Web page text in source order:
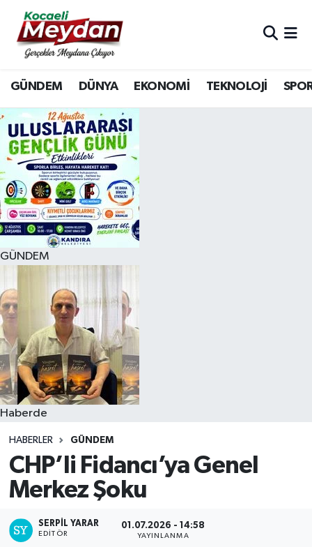
GÜNDEM DÜNYA EKONOMİ TEKNOLOJİ
GÜNDEM
Haberde
HABERLER GÜNDEM
CHP’li Fidancı’ya Genel
Merkez Şoku
SERPİL YARAR
EDITÖR
01.07.2026 - 14:58
YAYINLANMA
Nöbetçi Eczaneler
Hava Durumu
Trafik Durumu
Süper Lig Puan Durumu ve Fikstür
Tüm Manşetler
Son Dakika Haberleri
Haber Arşivi